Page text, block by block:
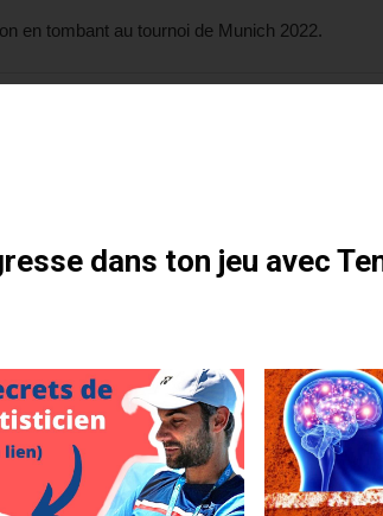
en tombant au tournoi de Munich 2022.
en trébuchant au deuxième tour du tournoi de
le Français s’est aussi fait mal au
dans le troisième pour Tabilo.
with a moment of magic in
April 28, 2022
dans ton jeu avec